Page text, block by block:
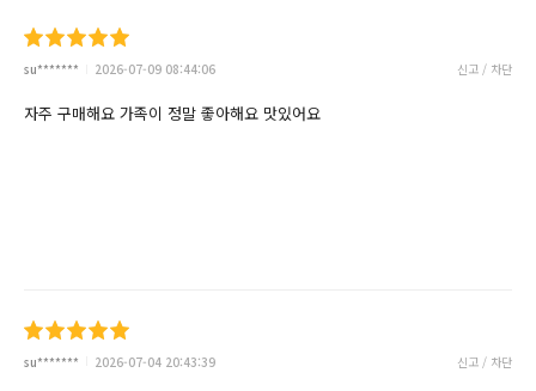
su******* 2026-07-09 08:44:06 신고 / 차단
자주 구매해요 가족이 정말 좋아해요 맛있어요
su******* 2026-07-04 20:43:39 신고 / 차단